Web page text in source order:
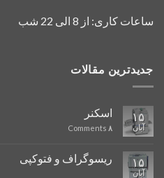
ساعات کاری: از 8 الی 22 شب
جدیدترین مقالات
۱۵
آبان
اسکنر
۸
۱۵
آبان
ریسوگراف و فتوکپی